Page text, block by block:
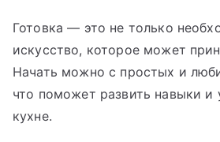
Готовка — это не только
искусство, которое может
Начать можно с простых и
что поможет развить навыки и
кухне.